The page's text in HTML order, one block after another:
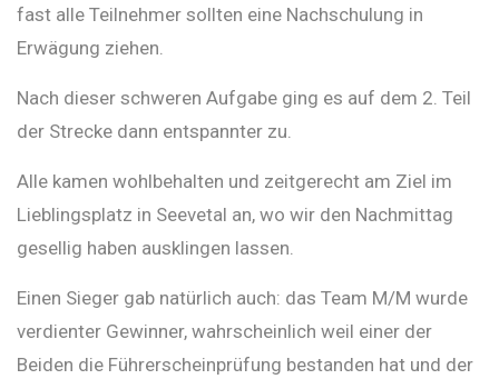
fast alle Teilnehmer sollten eine Nachschulung in
Erwägung ziehen.
Nach dieser schweren Aufgabe ging es auf dem 2. Teil
der Strecke dann entspannter zu.
Alle kamen wohlbehalten und zeitgerecht am Ziel im
Lieblingsplatz in Seevetal an, wo wir den Nachmittag
gesellig haben ausklingen lassen.
Einen Sieger gab natürlich auch: das Team M/M wurde
verdienter Gewinner, wahrscheinlich weil einer der
Beiden die Führerscheinprüfung bestanden hat und der